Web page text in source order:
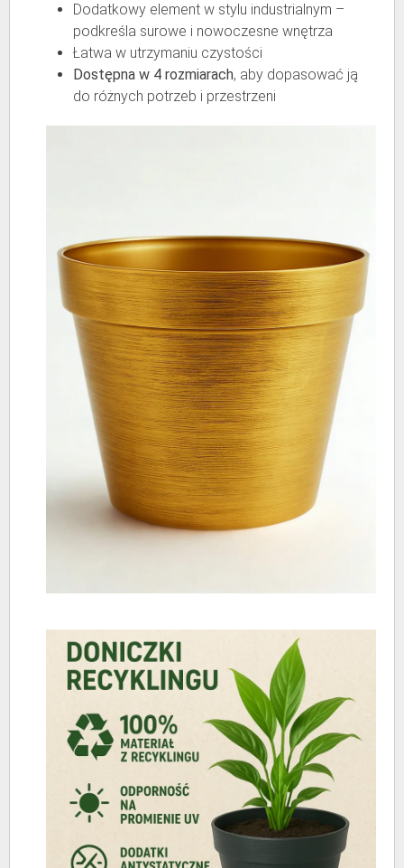
Dodatkowy element w stylu industrialnym –
podkreśla surowe i nowoczesne wnętrza
Łatwa w utrzymaniu czystości
Dostępna w 4 rozmiarach, aby dopasować ją
do różnych potrzeb i przestrzeni